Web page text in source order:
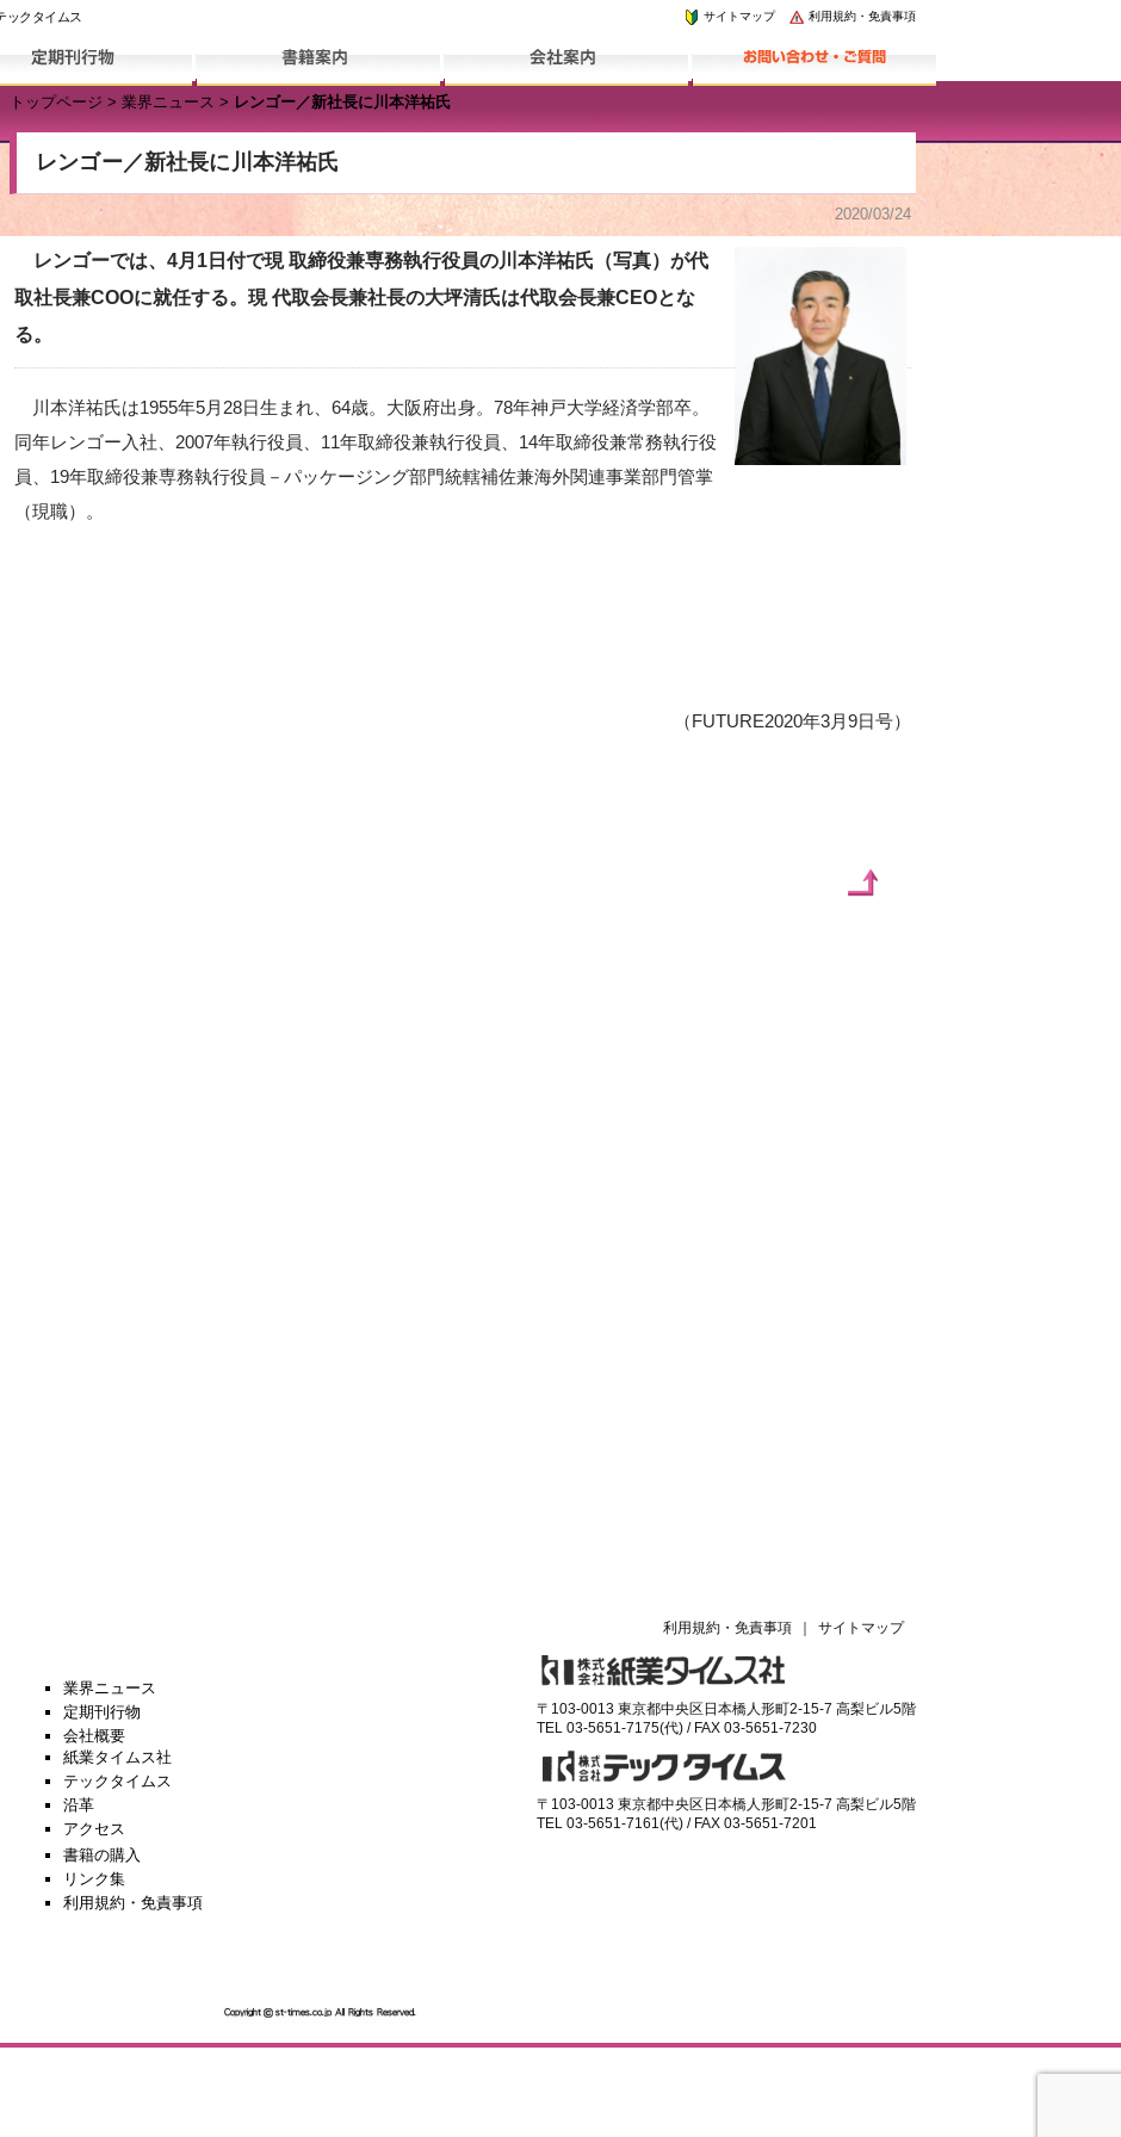
ックタイムス 利用規約・免責事項
サイトマップ
トップページ > 業界ニュース > レンゴー／新社長に川本洋祐氏
レンゴー／新社長に川本洋祐氏
2020/03/24
レンゴーでは、4月1日付で現 取締役兼専務執行役員の川本洋祐氏（写真）が代
取社長兼COOに就任する。現 代取会長兼社長の大坪清氏は代取会長兼CEOとな
る。
川本洋祐氏は1955年5月28日生まれ、64歳。大阪府出身。78年神戸大学経済学部卒。
同年レンゴー入社、2007年執行役員、11年取締役兼執行役員、14年取締役兼常務執行役
員、19年取締役兼専務執行役員－パッケージング部門統轄補佐兼海外関連事業部門管掌
（現職）。
（FUTURE2020年3月9日号）
業界ニュース
定期刊行物
会社概要
紙業タイムス社
テックタイムス
沿革
アクセス
書籍の購入
リンク集
利用規約・免責事項
サイトマップ
利用規約・免責事項
〒103-0013 東京都中央区日本橋人形町2-15-7 高梨ビル5階
TEL 03-5651-7175(代) / FAX 03-5651-7230
〒103-0013 東京都中央区日本橋人形町2-15-7 高梨ビル5階
TEL 03-5651-7161(代) / FAX 03-5651-7201